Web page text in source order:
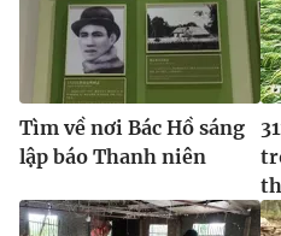
Tìm về nơi Bác Hồ sáng
lập báo Thanh niên